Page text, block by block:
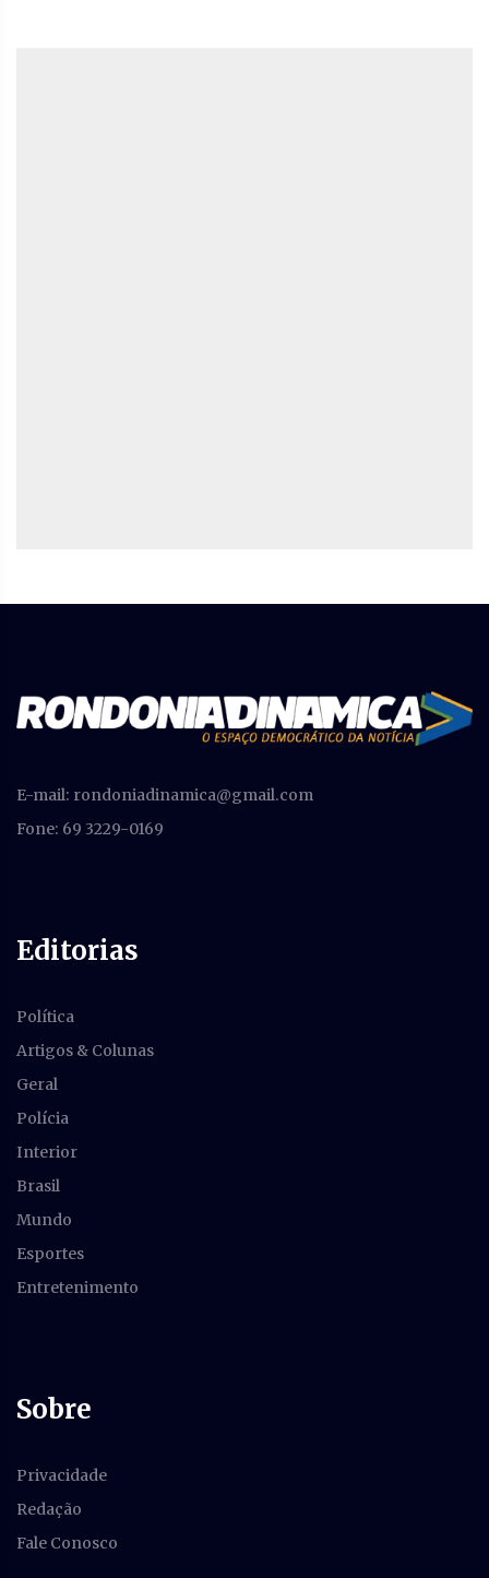
E-mail: rondoniadinamica@gmail.com
Fone: 69 3229-0169
Editorias
Política
Artigos & Colunas
Geral
Polícia
Interior
Brasil
Mundo
Esportes
Entretenimento
Sobre
Privacidade
Redação
Fale Conosco